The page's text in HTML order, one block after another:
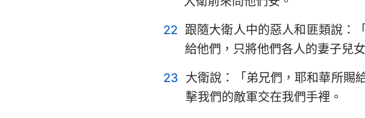
22 跟隨大衛人中的惡人和匪類說：
給他們，只將他們各人的妻子兒
23 大衛說：「弟兄們，耶和華所賜
擊我們的敵軍交在我們手裡。